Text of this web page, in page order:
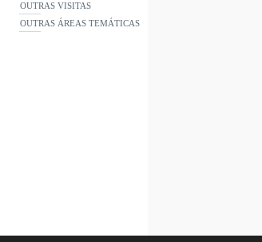
OUTRAS VISITAS
OUTRAS ÁREAS TEMÁTICAS